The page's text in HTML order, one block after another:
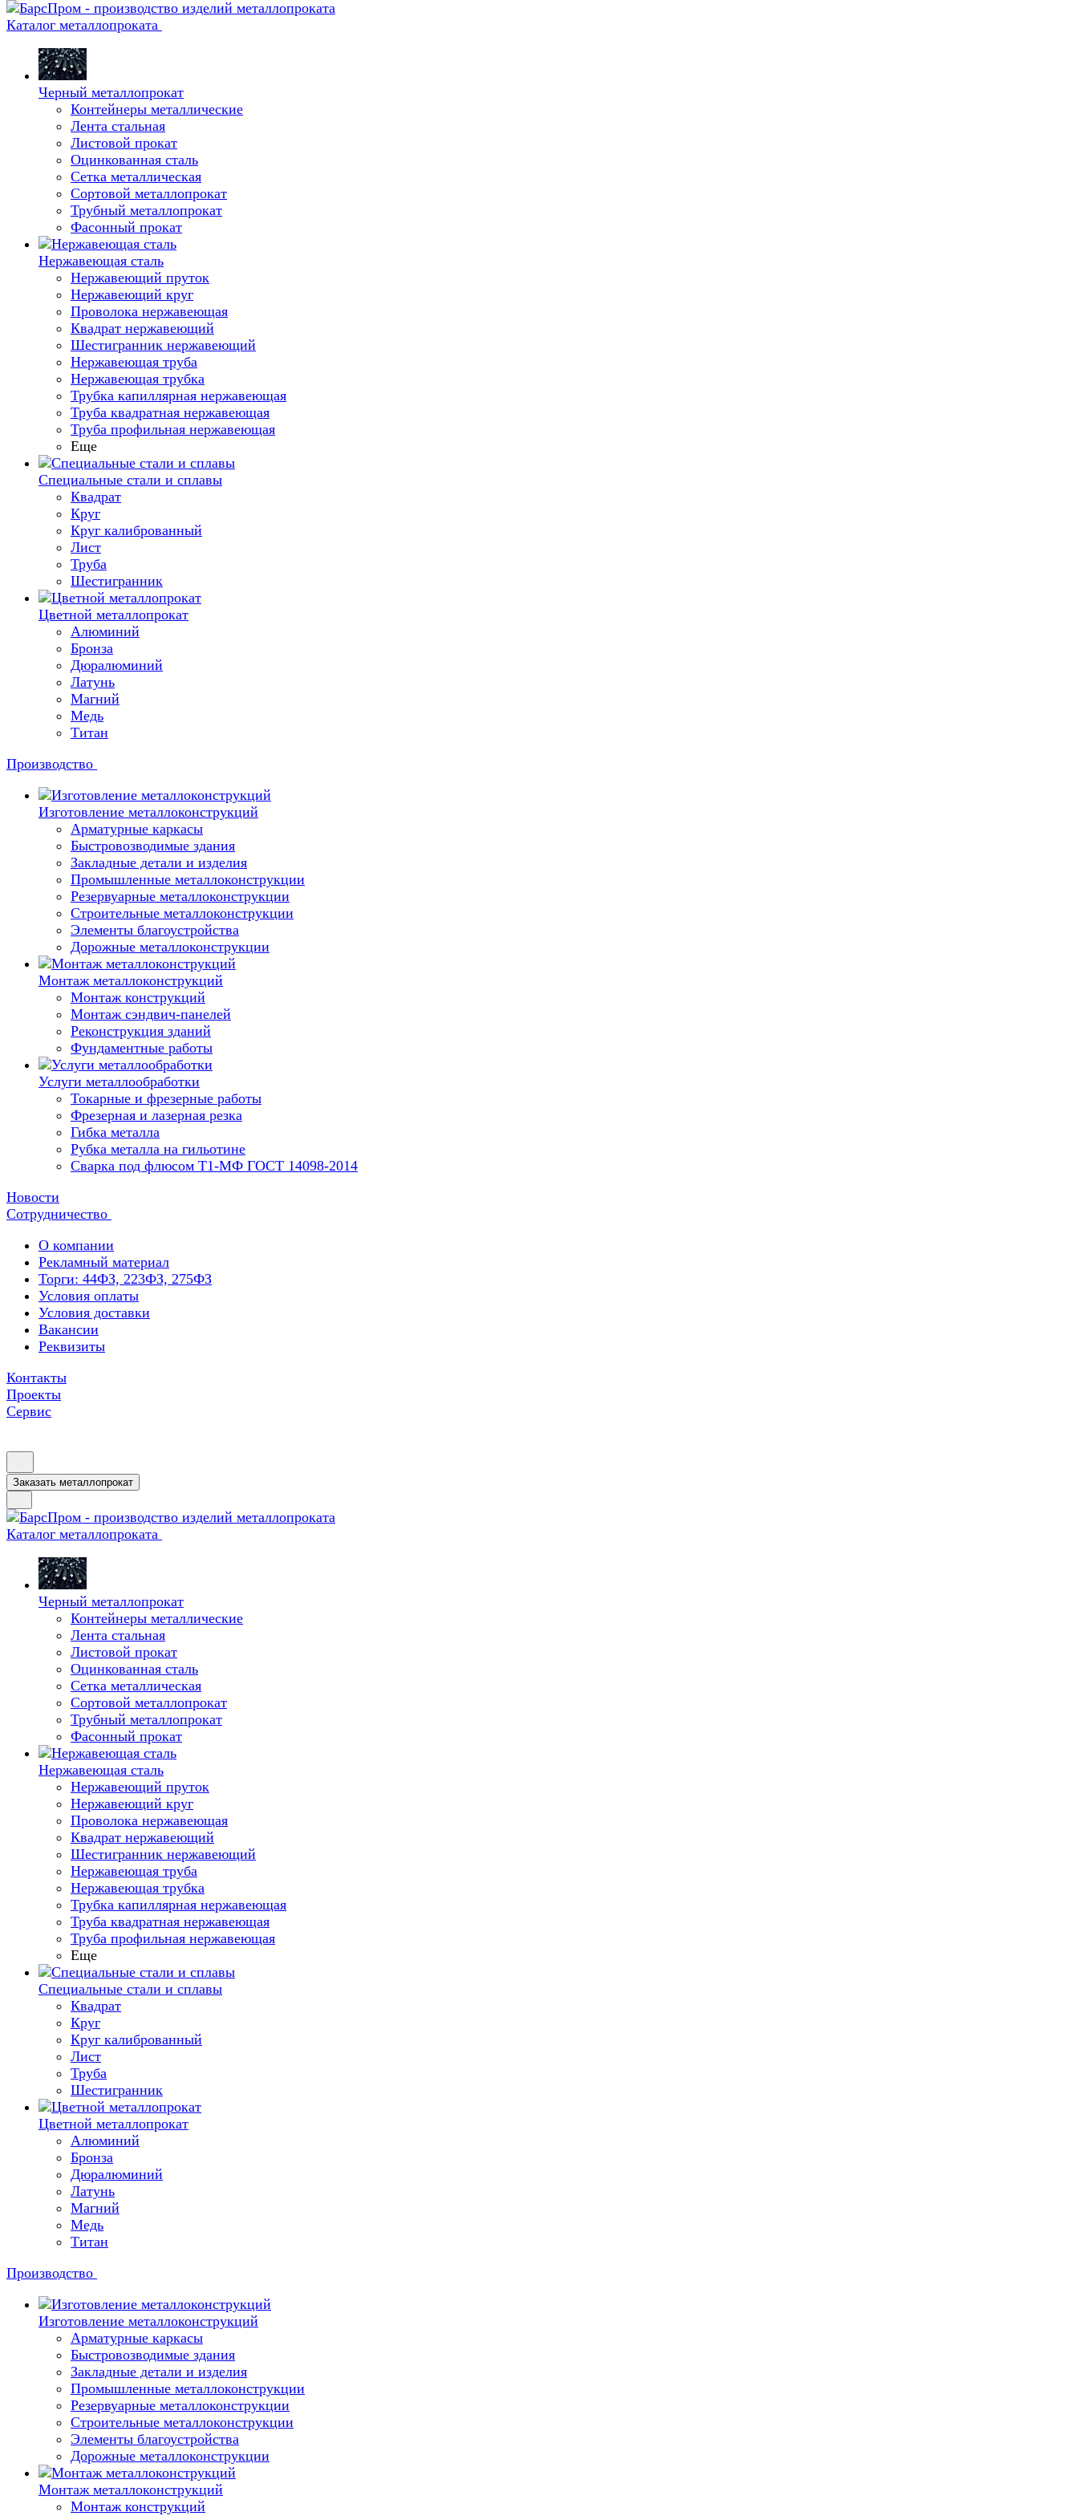
Каталог металлопроката
Черный металлопрокат
Контейнеры металлические
Лента стальная
Листовой прокат
Оцинкованная сталь
Сетка металлическая
Сортовой металлопрокат
Трубный металлопрокат
Фасонный прокат
Нержавеющая сталь
Нержавеющий пруток
Нержавеющий круг
Проволока нержавеющая
Квадрат нержавеющий
Шестигранник нержавеющий
Нержавеющая труба
Нержавеющая трубка
Трубка капиллярная нержавеющая
Труба квадратная нержавеющая
Труба профильная нержавеющая
Еще
Специальные стали и сплавы
Квадрат
Круг
Круг калиброванный
Лист
Труба
Шестигранник
Цветной металлопрокат
Алюминий
Бронза
Дюралюминий
Латунь
Магний
Медь
Титан
Производство
Изготовление металлоконструкций
Арматурные каркасы
Быстровозводимые здания
Закладные детали и изделия
Промышленные металлоконструкции
Резервуарные металлоконструкции
Строительные металлоконструкции
Элементы благоустройства
Дорожные металлоконструкции
Монтаж металлоконструкций
Монтаж конструкций
Монтаж сэндвич-панелей
Реконструкция зданий
Фундаментные работы
Услуги металлообработки
Токарные и фрезерные работы
Фрезерная и лазерная резка
Гибка металла
Рубка металла на гильотине
Сварка под флюсом Т1-МФ ГОСТ 14098-2014
Новости
Сотрудничество
О компании
Рекламный материал
Торги: 44ФЗ, 223ФЗ, 275ФЗ
Условия оплаты
Условия доставки
Вакансии
Реквизиты
Контакты
Проекты
Сервис
Заказать металлопрокат
Каталог металлопроката
Черный металлопрокат
Контейнеры металлические
Лента стальная
Листовой прокат
Оцинкованная сталь
Сетка металлическая
Сортовой металлопрокат
Трубный металлопрокат
Фасонный прокат
Нержавеющая сталь
Нержавеющий пруток
Нержавеющий круг
Проволока нержавеющая
Квадрат нержавеющий
Шестигранник нержавеющий
Нержавеющая труба
Нержавеющая трубка
Трубка капиллярная нержавеющая
Труба квадратная нержавеющая
Труба профильная нержавеющая
Еще
Специальные стали и сплавы
Квадрат
Круг
Круг калиброванный
Лист
Труба
Шестигранник
Цветной металлопрокат
Алюминий
Бронза
Дюралюминий
Латунь
Магний
Медь
Титан
Производство
Изготовление металлоконструкций
Арматурные каркасы
Быстровозводимые здания
Закладные детали и изделия
Промышленные металлоконструкции
Резервуарные металлоконструкции
Строительные металлоконструкции
Элементы благоустройства
Дорожные металлоконструкции
Монтаж металлоконструкций
Монтаж конструкций